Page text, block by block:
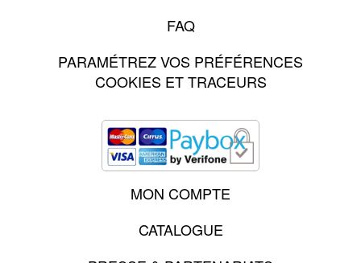
FAQ
PARAMÉTREZ VOS PRÉFÉRENCES
COOKIES ET TRACEURS
MON COMPTE
CATALOGUE